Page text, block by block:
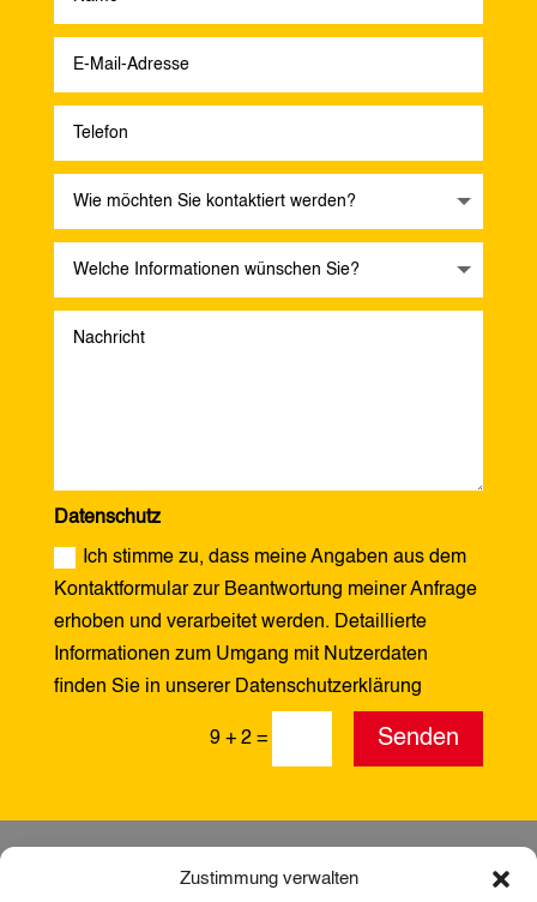
Zustimmung verwalten
Datenschutz
Ich stimme zu, dass meine Angaben aus dem
Kontaktformular zur Beantwortung meiner Anfrage
erhoben und verarbeitet werden. Detaillierte
Informationen zum Umgang mit Nutzerdaten
finden Sie in unserer Datenschutzerklärung
9 + 2 = Senden